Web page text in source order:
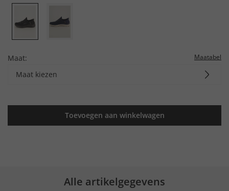
Maat: Maatabel
Maat kiezen
Toevoegen aan winkelwagen
Alle artikelgegevens